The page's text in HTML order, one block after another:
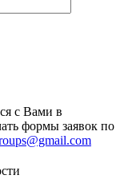
с Вами в
формы заявок по